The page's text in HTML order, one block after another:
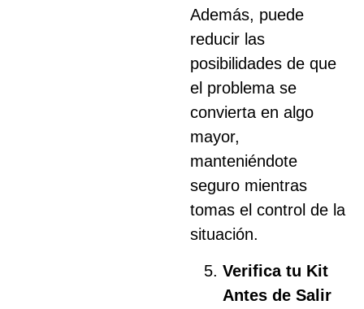
Además, puede
reducir las
posibilidades de que
el problema se
convierta en algo
mayor,
manteniéndote
seguro mientras
tomas el control de la
situación.
Verifica tu Kit
Antes de Salir